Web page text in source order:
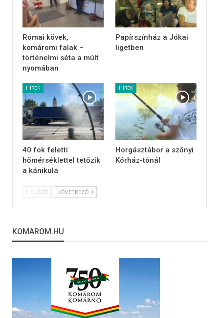
Római kövek,
komáromi falak –
történelmi séta a múlt
nyomában
Papírszínház a Jókai
ligetben
HÍREK
40 fok feletti
hőmérséklettel tetőzik
a kánikula
HÍREK
Horgásztábor a szőnyi
Kórház-tónál
ELŐZŐ KÖVETKEZŐ
KOMAROM.HU